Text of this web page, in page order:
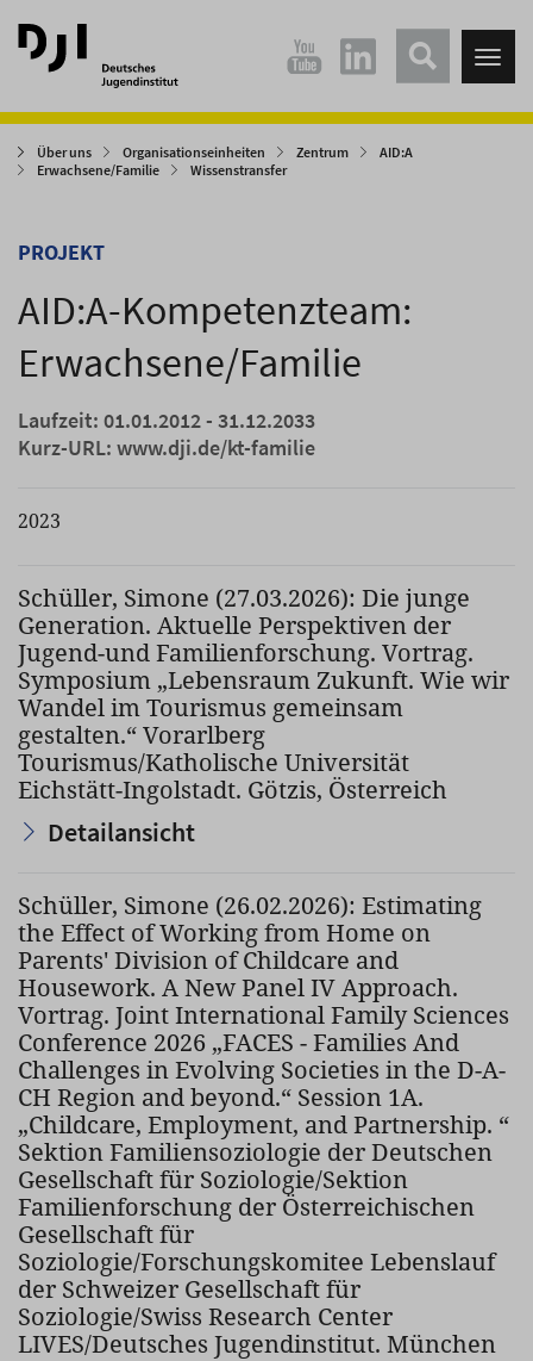
Direkt
zum
Hauptinhalt
Direkt
zum
Hauptmenü
Über uns Organisationseinheiten Zentrum
AID:A
Erwachsene/Familie
Wissenstransfer
PROJEKT
AID:A-Kompetenzteam:
Erwachsene/Familie
Laufzeit: 01.01.2012 - 31.12.2033
Kurz-URL: www.dji.de/kt-familie
2023
Schüller, Simone (27.03.2026): Die junge
Generation. Aktuelle Perspektiven der
Jugend-und Familienforschung. Vortrag.
Symposium „Lebensraum Zukunft. Wie wir
Wandel im Tourismus gemeinsam
gestalten.“ Vorarlberg
Tourismus/Katholische Universität
Eichstätt-Ingolstadt. Götzis, Österreich
Detailansicht
Schüller, Simone (26.02.2026): Estimating
the Effect of Working from Home on
Parents' Division of Childcare and
Housework. A New Panel IV Approach.
Vortrag. Joint International Family Sciences
Conference 2026 „FACES - Families And
Challenges in Evolving Societies in the D-A-
CH Region and beyond.“ Session 1A.
„Childcare, Employment, and Partnership. “
Sektion Familiensoziologie der Deutschen
Gesellschaft für Soziologie/Sektion
Familienforschung der Österreichischen
Gesellschaft für
Soziologie/Forschungskomitee Lebenslauf
der Schweizer Gesellschaft für
Soziologie/Swiss Research Center
LIVES/Deutsches Jugendinstitut. München